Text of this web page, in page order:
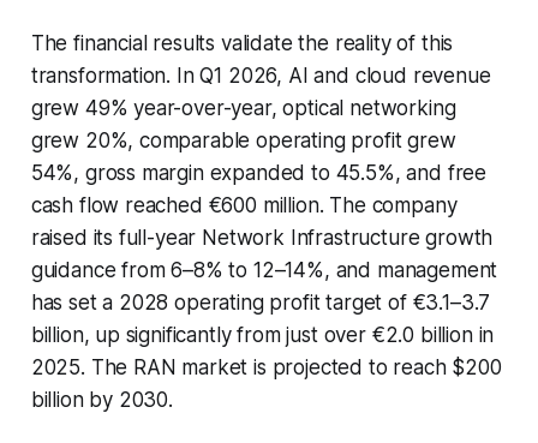
The financial results validate the reality of this
transformation. In Q1 2026, AI and cloud revenue
grew 49% year-over-year, optical networking
grew 20%, comparable operating profit grew
54%, gross margin expanded to 45.5%, and free
cash flow reached €600 million. The company
raised its full-year Network Infrastructure growth
guidance from 6–8% to 12–14%, and management
has set a 2028 operating profit target of €3.1–3.7
billion, up significantly from just over €2.0 billion in
2025. The RAN market is projected to reach $200
billion by 2030.